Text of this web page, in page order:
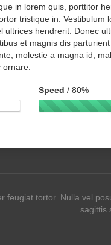
in lorem quis, porttitor
tristique in. Vestibulum
ultrices hendrerit. Donec
et magnis dis parturient
molestie a magna id,
Speed / 80%
feugiat tortor. Nulla vel
sagittis